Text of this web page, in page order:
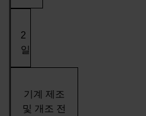
2
일
기계 제조
및 개조 전